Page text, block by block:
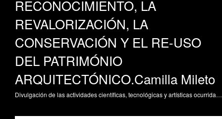
RECONOCIMIENTO, LA
REVALORIZACIÓN, LA
CONSERVACIÓN Y EL RE-USO
DEL PATRIMÓNIO
ARQUITECTÓNICO.Camilla Mileto
Divulgación de las actividades científicas, tecnológicas y artísticas ocurridas en los tres campus de la UPV